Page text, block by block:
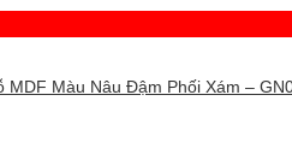
MDF Màu Nâu Đậm Phối Xám –